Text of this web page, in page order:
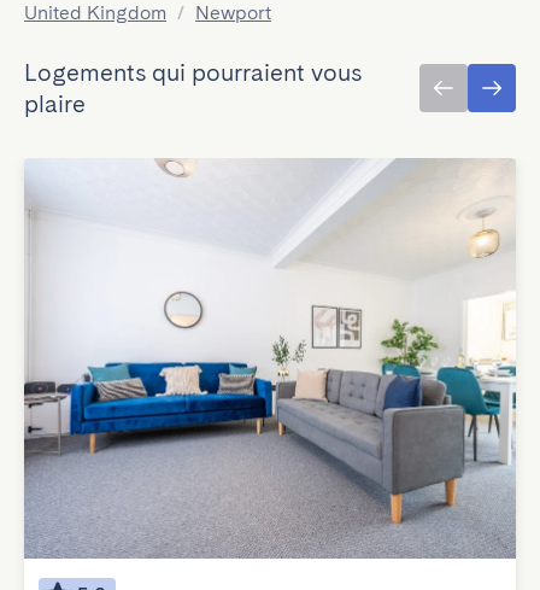
United Kingdom / Newport
Logements qui pourraient vous
plaire